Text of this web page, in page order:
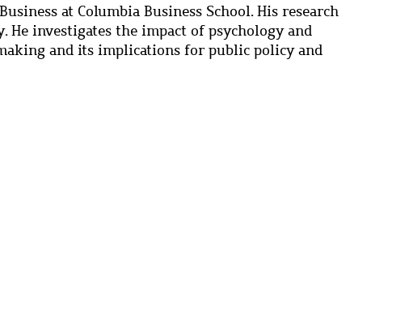
at Columbia Business School. His research
investigates the impact of psychology and
and its implications for public policy and